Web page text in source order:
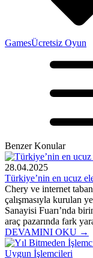
GamesÜcretsiz Oyun
Benzer Konular
28.04.2025
Türkiye’nin en ucuz
Chery ve internet
çalışmasıyla kurulan
Sanayisi Fuarı’nda
araç pazarında fark
DEVAMINI OKU →